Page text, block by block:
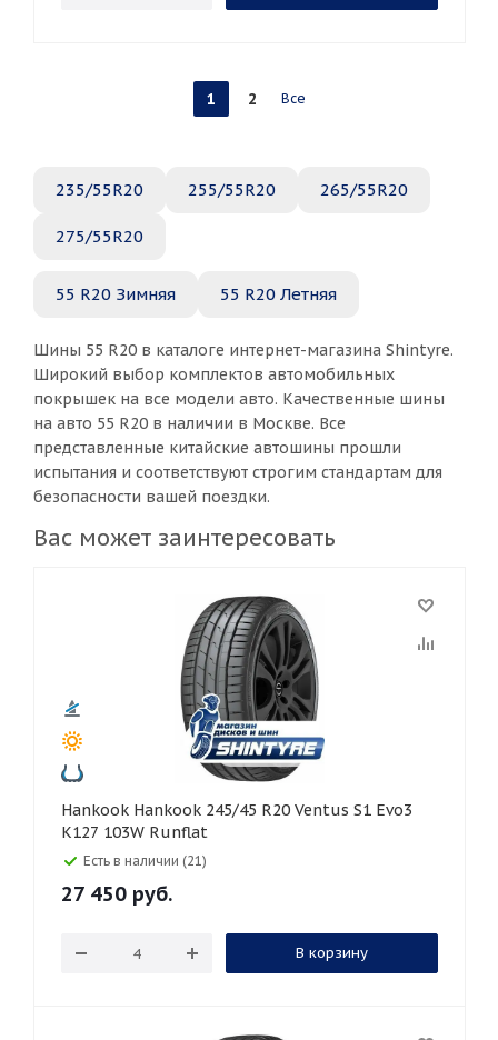
1 2 Все
235/55R20 255/55R20 265/55R20
275/55R20
55 R20 Зимняя 55 R20 Летняя
Шины 55 R20 в каталоге интернет-магазина Shintyre.
Широкий выбор комплектов автомобильных
покрышек на все модели авто. Качественные шины
на авто 55 R20 в наличии в Москве. Все
представленные китайские автошины прошли
испытания и соответствуют строгим стандартам для
безопасности вашей поездки.
Вас может заинтересовать
Hankook Hankook 245/45 R20 Ventus S1 Evo3
K127 103W Runflat
Есть в наличии (21)
27 450 руб.
В корзину